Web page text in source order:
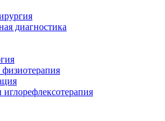
диагностика
физиотерапия